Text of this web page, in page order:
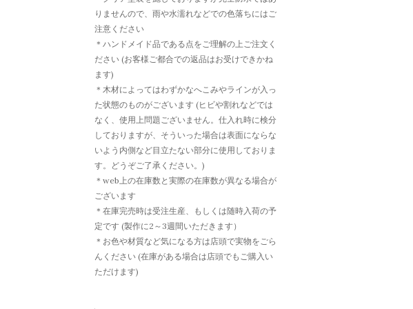
りませんので、雨や水濡れなどでの色落ちにはご
注意ください
＊ハンドメイド品である点をご理解の上ご注文く
ださい (お客様ご都合での返品はお受けできかね
ます)
＊木材によってはわずかなへこみやラインが入っ
た状態のものがございます (ヒビや割れなどでは
なく、使用上問題ございません。仕入れ時に検分
しておりますが、そういった場合は表面にならな
いよう内側など目立たない部分に使用しておりま
す。どうぞご了承ください。)
＊web上の在庫数と実際の在庫数が異なる場合が
ございます
＊在庫完売時は受注生産、もしくは随時入荷の予
定です (製作に2～3週間いただきます）
＊お色や材質など気になる方は店頭で実物をごら
んください (在庫がある場合は店頭でもご購入い
ただけます)